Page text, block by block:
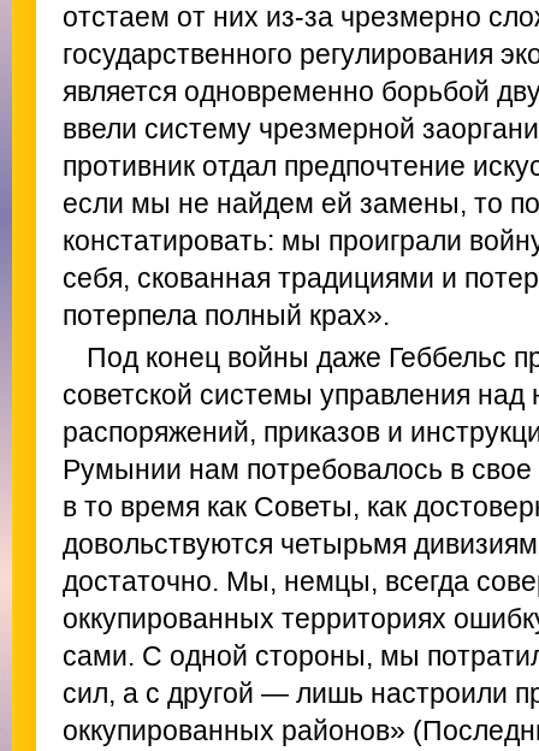
отстаем от них из-за чрезмерно
государственного регулирования
является одновременно борьбой
ввели систему чрезмерной
противник отдал предпочтение
если мы не найдем ей замены, то
констатировать: мы проиграли
себя, скованная традициями и
потерпела полный крах».
Под конец войны даже Геббельс
советской системы управления
распоряжений, приказов и
Румынии нам потребовалось в
в то время как Советы, как
довольствуются четырьмя
достаточно. Мы, немцы, всегда
оккупированных территориях
сами. С одной стороны, мы
сил, а с другой — лишь настроили
оккупированных районов»